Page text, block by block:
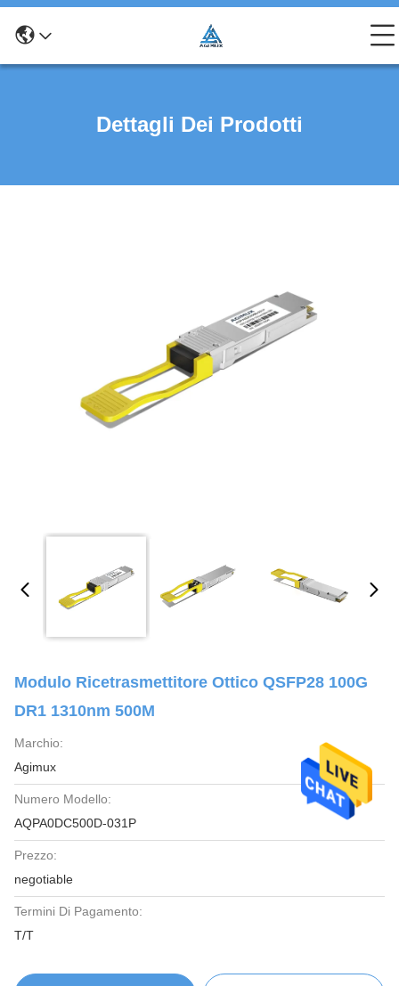
Dettagli Dei Prodotti
Modulo Ricetrasmettitore Ottico QSFP28 100G
DR1 1310nm 500M
Marchio:
Agimux
Numero Modello:
AQPA0DC500D-031P
Prezzo:
negotiable
Termini Di Pagamento:
T/T